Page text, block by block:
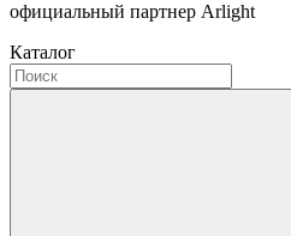
официальный партнер Arlight
Каталог